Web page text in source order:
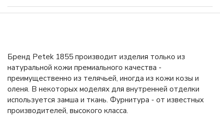
Бренд Petek 1855 производит изделия только из
натуральной кожи премиального качества -
преимущественно из телячьей, иногда из кожи козы и
оленя. В некоторых моделях для внутренней отделки
используется замша и ткань. Фурнитура - от известных
производителей, высокого класса.